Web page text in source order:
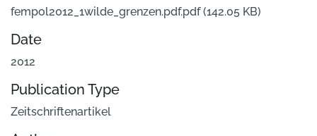
fempol2012_1wilde_grenzen.pdf.pdf(142.05 KB)
Date
2012
Publication Type
Zeitschriftenartikel